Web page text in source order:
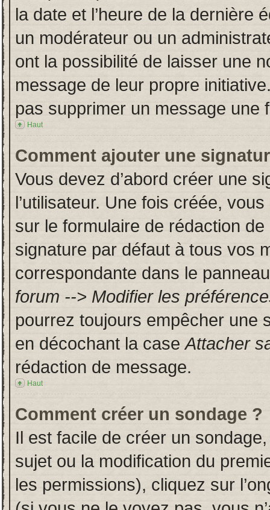
la date et l’heure de la dernière
un modérateur ou un
ont la possibilité de laisser une
message de leur propre
pas supprimer un message une
Haut
Comment ajouter une
Vous devez d’abord créer une
l’utilisateur. Une fois créée,
sur le formulaire de rédaction
signature par défaut à tous vos
correspondante dans le
forum --> Modifier les
pourrez toujours empêcher une
en décochant la caseAttacher
rédaction de message.
Haut
Comment créer un sondage ?
Il est facile de créer un
sujet ou la modification du
les permissions), cliquez sur